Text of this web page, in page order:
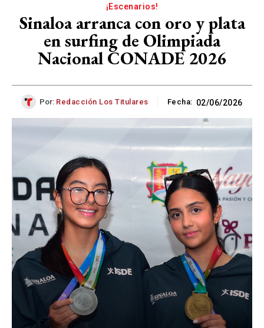
¡Escenarios!
Sinaloa arranca con oro y plata
en surfing de Olimpiada
Nacional CONADE 2026
Por: Redacción Los Titulares Fecha: 02/06/2026